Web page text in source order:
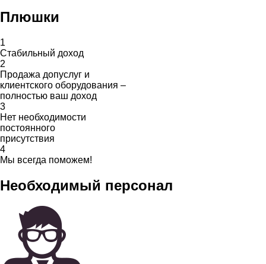
Плюшки
1
Стабильный доход
2
Продажа допуслуг и
клиентского оборудования –
полностью ваш доход
3
Нет необходимости
постоянного
присутствия
4
Мы всегда поможем!
Необходимый персонал